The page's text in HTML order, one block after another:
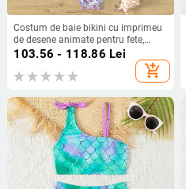
Costum de baie bikini cu imprimeu
de desene animate pentru fete,
model nou, 2023, comerț exterior
103.56 - 118.86 Lei
add_shopping_cart